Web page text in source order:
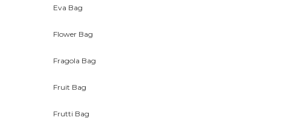
Eva Bag
Flower Bag
Fragola Bag
Fruit Bag
Frutti Bag